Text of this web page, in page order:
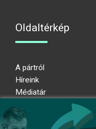
Oldaltérkép
A pártról
Híreink
Médiatár
Adatkezelési nyilatkozat